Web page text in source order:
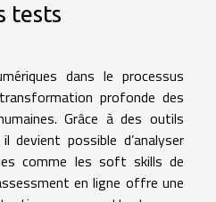
tests
dans le processus
profonde des
Grâce à des outils
devient possible d’analyser
comme les soft skills de
en ligne offre une